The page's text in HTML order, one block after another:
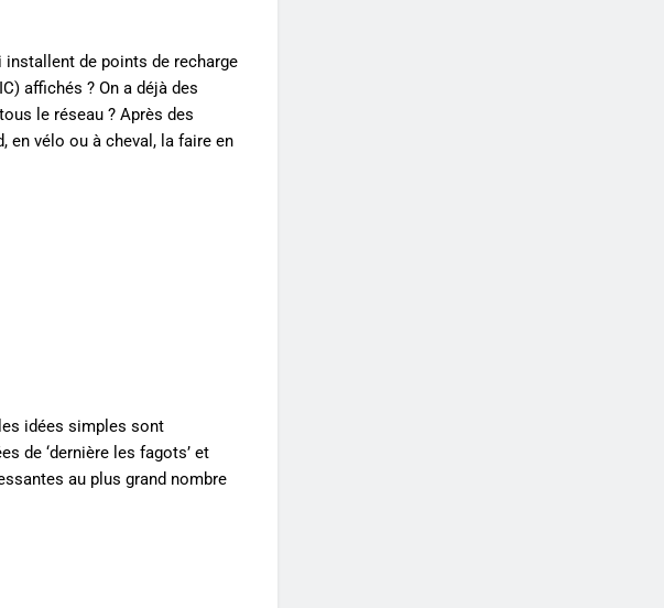
de points de recharge
affichés ? On a déjà des
le réseau ? Après des
en vélo ou à cheval, la faire en
idées simples sont
de ‘dernière les fagots’ et
au plus grand nombre